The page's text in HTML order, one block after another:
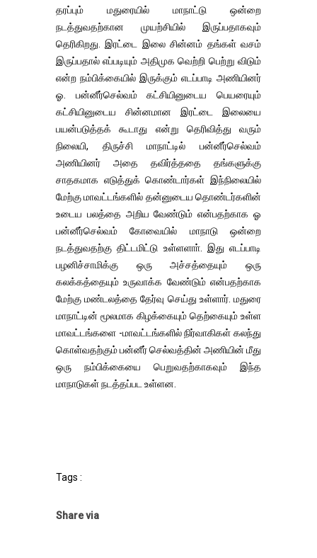
தரப்பும் மதுரையில் மாநாட்டு ஒன்றை
நடத்துவதற்கான முயற்சியில் இருப்பதாகவும்
தெரிகிறது. இரட்டை இலை சின்னம் தங்கள் வசம்
இருப்பதால் எப்படியும் அதிமுக வெற்றி பெற்று விடும்
என்ற நம்பிக்கையில் இருக்கும் எடப்பாடி அணியினர்
ஓ. பன்னீர்செல்வம் கட்சியினுடைய பெயரையும்
கட்சியினுடைய சின்னமான இரட்டை இலையை
பயன்படுத்தக் கூடாது என்று தெரிவித்து வரும்
நிலையி, திருச்சி மாநாட்டில் பன்னீர்செல்வம்
அணியினர் அதை தவிர்த்ததை தங்களுக்கு
சாதகமாக எடுத்துக் கொண்டார்கள் இந்நிலையில்
மேற்கு மாவட்டங்களில் தன்னுடைய தொண்டர்களின்
உடைய பலத்தை அறிய வேண்டும் என்பதற்காக ஓ
பன்னீர்செல்வம் கோவையில் மாநாடு ஒன்றை
நடத்துவதற்கு திட்டமிட்டு உள்ளளாா். இது எடப்பாடி
பழனிச்சாமிக்கு ஒரு அச்சத்தையும் ஒரு
கலக்கத்தையும் உருவாக்க வேண்டும் என்பதற்காக
மேற்கு மண்டலத்தை தேர்வு செய்து உள்ளார். மதுரை
மாநாட்டின் மூலமாக கிழக்கையும் தெற்கையும் உள்ள
மாவட்டங்களை -மாவட்டங்களில் நிர்வாகிகள் கலந்து
கொள்வதற்கும் பன்னீர் செல்வத்தின் அணியின் மீது
ஒரு நம்பிக்கையை பெறுவதற்காகவும் இந்த
மாநாடுகள் நடத்தப்பட உள்ளன.
Tags :
Share via